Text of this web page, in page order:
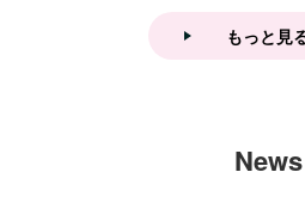
もっと見
News